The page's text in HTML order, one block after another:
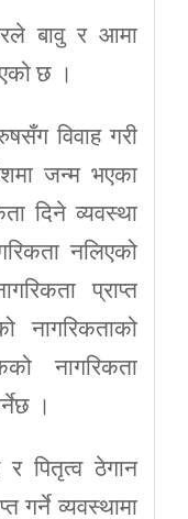
बावु र आमा
छ ।
विवाह गरी
जन्म भएका
दिने व्यवस्था
नलिएको
प्राप्त
नागरिकताको
नागरिकता
।
पितृत्व ठेगान
गर्ने व्यवस्थामा